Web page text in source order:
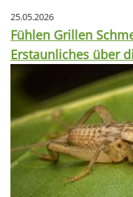
25.05.2026
Fühlen Grillen
Erstaunliches über